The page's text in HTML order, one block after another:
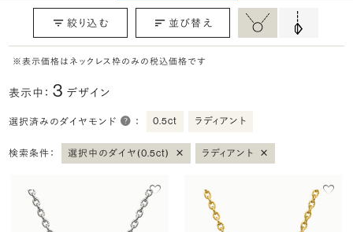
絞り込む 並び替え
※表示価格はネックレス枠のみの税込価格です
表示中：3 デザイン
選択済みのダイヤモンド ： 0.5ct ラディアント
検索条件： 選択中のダイヤ(0.5ct) × ラディアント ×